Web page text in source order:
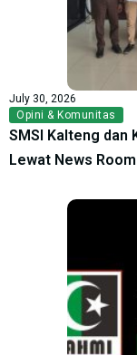
July 30, 2026
Opini & Komunitas
SMSI Kalteng dan
Lewat News